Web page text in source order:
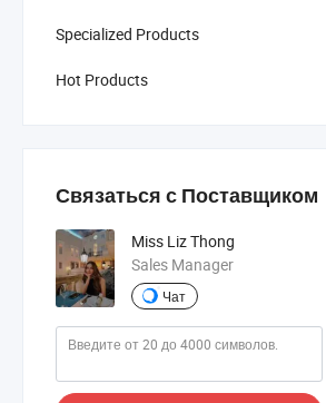
Specialized Products
Hot Products
Связаться с Поставщиком
Miss Liz Thong
Sales Manager
Чат